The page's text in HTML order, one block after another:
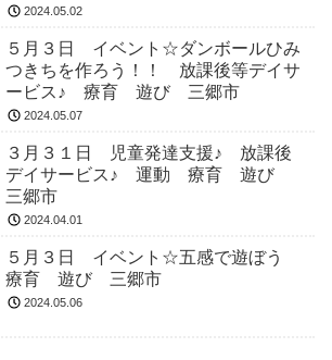
2024.05.02
５月３日 イベント☆ダンボールひみ
つきちを作ろう！！ 放課後等デイサ
ービス♪ 療育 遊び 三郷市
2024.05.07
３月３１日 児童発達支援♪ 放課後
デイサービス♪ 運動 療育 遊び
三郷市
2024.04.01
５月３日 イベント☆五感で遊ぼう
療育 遊び 三郷市
2024.05.06